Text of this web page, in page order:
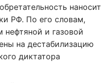
наносит
РФ. По его словам,
и газовой
на дестабилизацию
диктатора